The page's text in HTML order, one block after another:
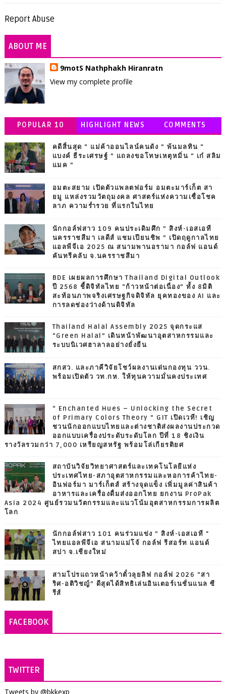
Report Abuse
ABOUT ME
9motS Nathphakh Hiranratn
View my complete profile
POPULAR 10 HIGHLIGHT NEWS COMMENTS
คดีสิ้นสุด “ แม่ค้าออนไลน์คนดัง ” พ้นมลทิน “
แบงค์ ธีระเศรษฐ์ ” แถลงขอโทษเหตุหมิ่น “ เก๋ สลิม
แมค ”
อมตะสยาม เปิดตัวแพลตฟอร์ม อมตะมาร์เก็ต สา
ยมู แหล่งรวมวัตถุมงคล ศาสตร์แห่งความเชื่อโชค
ลาภ ความร่ำรวย ที่แรกในไทย
นักกอล์ฟสาว 109 คนประเดิมศึก ” สิงห์-เอสเอที
นครราชสีมา เลดีส์ แชมเปียนชิพ ” เปิดฤดูกาลไทย
แอลพีจีเอ 2025 ณ สนามพานอรามา กอล์ฟ แอนด์
คันทรีคลับ จ.นครราชสีมา
BDE เผยผลการศึกษา Thailand Digital Outlook
ปี 2568 ชี้ดิจิทัลไทย “ก้าวหน้าต่อเนื่อง” ทั้ง 8มิติ
สะท้อนภาพจริงเศรษฐกิจดิจิทัล ยุคทองของ AI และ
การลดช่องว่างด้านดิจิทัล
Thailand Halal Assembly 2025 จุดกระแส
“Green Halal” เดินหน้าพัฒนาอุตสาหกรรมและ
ระบบนิเวศฮาลาลอย่างยั่งยืน
สกสว. และภาคีวิจัยโชว์ผลงานเด่นกองทุน ววน.
พร้อมเปิดตัว วท.กห. ให้ทุนความมั่นคงประเทศ
“ Enchanted Hues – Unlocking the Secret
of Primary Colors Theory ” GIT เปิดเวที! เชิญ
ชวนนักออกแบบไทยและต่างชาติส่งผลงานประกวด
ออกแบบเครื่องประดับระดับโลก ปีที่ 18 ชิงเงิน
รางวัลรวมกว่า 7,000 เหรียญสหรัฐ พร้อมโล่เกียรติยศ
สถาบันวิจัยวิทยาศาสตร์และเทคโนโลยีแห่ง
ประเทศไทย-สภาอุตสาหกรรมและหอการค้าไทย-
อินฟอร์มา มาร์เก็ตส์ สร้างจุดแข็ง เพิ่มมูลค่าสินค้า
อาหารและเครื่องดื่มส่งออกไทย ยกงาน ProPak
Asia 2024 ศูนย์รวมนวัตกรรมและแนวโน้มอุตสาหกรรมการผลิต
โลก
นักกอล์ฟสาว 101 คนร่วมแข่ง ” สิงห์-เอสเอที "
ไทยแอลพีจีเอ สนามแม่โจ้ กอล์ฟ รีสอร์ท แอนด์
สปา จ.เชียงใหม่
สามโปรแถวหน้าคว้าตั๋วลุยลิฟ กอล์ฟ 2026 “สา
ริศ-อติวิชญ์” ดีสุดได้สิทธิเล่นอินเตอร์เนชั่นแนล ซี
รีส์
FACEBOOK
TWITTER
Tweets by @bkkexp